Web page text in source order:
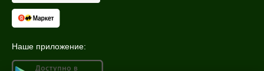
Наше приложение: